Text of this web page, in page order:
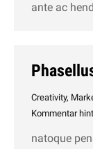
ante ac
Creativity,
Kommentar
natoque